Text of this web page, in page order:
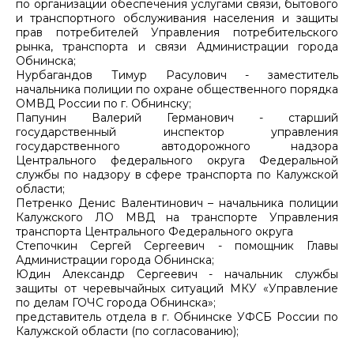
по организации обеспечения услугами связи, бытового
и транспортного обслуживания населения и защиты
прав потребителей Управления потребительского
рынка, транспорта и связи Администрации города
Обнинска;
Нурбагандов Тимур Расулович - заместитель
начальника полиции по охране общественного порядка
ОМВД России по г. Обнинску;
Папунин Валерий Германович - старший
государственный инспектор управления
государственного автодорожного надзора
Центрального федерального округа Федеральной
службы по надзору в сфере транспорта по Калужской
области;
Петренко Денис Валентинович – начальника полиции
Калужского ЛО МВД на транспорте Управления
транспорта Центрального Федерального округа
Степочкин Сергей Сергеевич - помощник Главы
Администрации города Обнинска;
Юдин Александр Сергеевич - начальник службы
защиты от черевычайных ситуаций МКУ «Управление
по делам ГОЧС города Обнинска»;
представитель отдела в г. Обнинске УФСБ России по
Калужской области (по согласованию);